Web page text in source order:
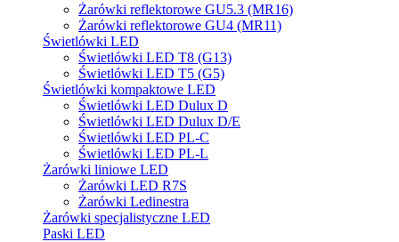
Żarówki reflektorowe GU5.3 (MR16)
Żarówki reflektorowe GU4 (MR11)
Świetlówki LED
Świetlówki LED T8 (G13)
Świetlówki LED T5 (G5)
Świetlówki kompaktowe LED
Świetlówki LED Dulux D
Świetlówki LED Dulux D/E
Świetlówki LED PL-C
Świetlówki LED PL-L
Żarówki liniowe LED
Żarówki LED R7S
Żarówki Ledinestra
Żarówki specjalistyczne LED
Paski LED